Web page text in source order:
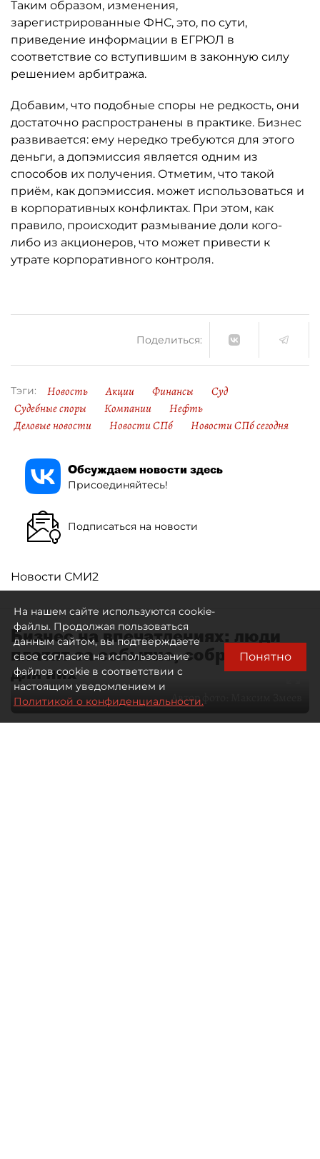
Таким образом, изменения,
зарегистрированные ФНС, это, по сути,
приведение информации в ЕГРЮЛ в
соответствие со вступившим в законную силу
решением арбитража.
Добавим, что подобные споры не редкость, они
достаточно распространены в практике. Бизнес
развивается: ему нередко требуются для этого
деньги, а допэмиссия является одним из
способов их получения. Отметим, что такой
приём, как допэмиссия. может использоваться и
в корпоративных конфликтах. При этом, как
правило, происходит размывание доли кого-
либо из акционеров, что может привести к
утрате корпоративного контроля.
Поделиться:
Тэги: Новость Акции Финансы
Суд
Судебные споры
Компании
Нефть
Деловые новости
Новости СПб Новости СПб сегодня
Обсуждаем новости здесь
Присоединяйтесь!
Подписаться на новости
Новости СМИ2
Бизнес на впечатлениях: люди
платят за событие, собранное
для них
Автор фото:
На нашем сайте используются cookie-
файлы. Продолжая пользоваться
данным сайтом, вы подтверждаете
свое согласие на использование
файлов cookie в соответствии с
настоящим уведомлением и
Политикой о конфиденциальности.
Понятно